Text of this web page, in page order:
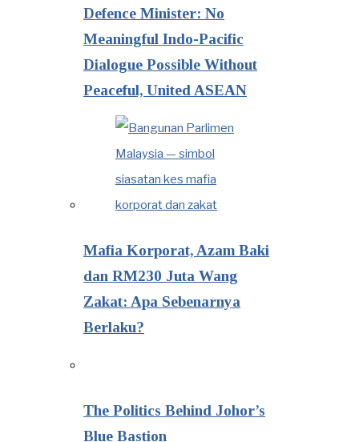
Defence Minister: No
Meaningful Indo-Pacific
Dialogue Possible Without
Peaceful, United ASEAN
Mafia Korporat, Azam Baki
dan RM230 Juta Wang
Zakat: Apa Sebenarnya
Berlaku?
The Politics Behind Johor’s
Blue Bastion